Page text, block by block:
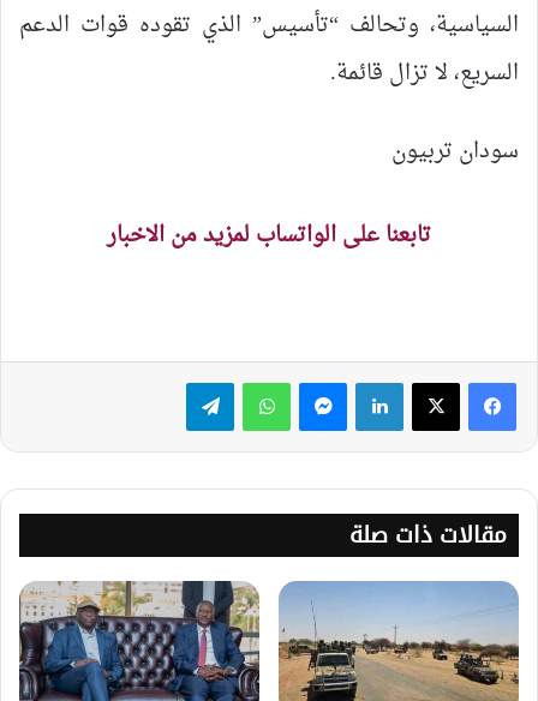
السياسية، وتحالف “تأسيس” الذي تقوده قوات الدعم
السريع، لا تزال قائمة.
سودان تربيون
تابعنا على الواتساب لمزيد من الاخبار
لينكدإن ماسنجر واتساب تيلقرام
مقالات ذات صلة